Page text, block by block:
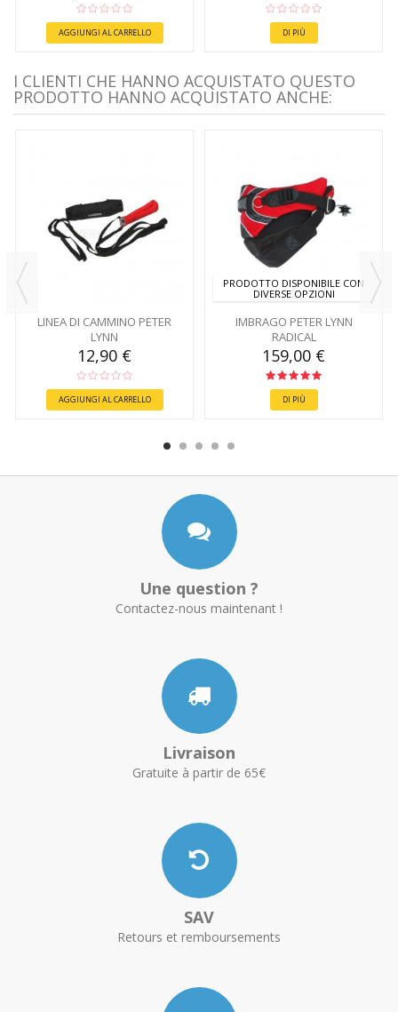
AGGIUNGI AL CARRELLO DI PIÙ
I CLIENTI CHE HANNO ACQUISTATO QUESTO
PRODOTTO HANNO ACQUISTATO ANCHE:
LINEA DI CAMMINO PETER
LYNN
12,90 €
AGGIUNGI AL CARRELLO
PRODOTTO DISPONIBILE CON
DIVERSE OPZIONI
IMBRAGO PETER LYNN
RADICAL
159,00 €
DI PIÙ
Une question ?
Contactez-nous maintenant !
Livraison
Gratuite à partir de 65€
SAV
Retours et remboursements